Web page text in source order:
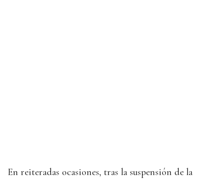
En reiteradas ocasiones, tras la suspensión de la